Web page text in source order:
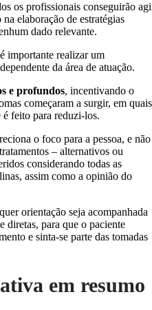
os profissionais conseguirão
na elaboração de estratégias
dado relevante.
importante realizar um
da área de atuação.
e profundos, incentivando o
começaram a surgir, em quais
é feito para reduzi-los.
o foco para a pessoa, e não
– alternativos ou
considerando todas as
assim como a opinião do
orientação seja acompanhada
diretas, para que o paciente
e sinta-se parte das tomadas
em resumo